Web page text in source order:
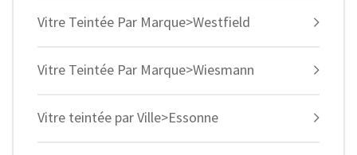
Vitre Teintée Par Marque>Westfield
Vitre Teintée Par Marque>Wiesmann
Vitre teintée par Ville>Essonne